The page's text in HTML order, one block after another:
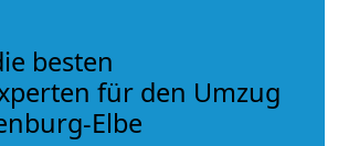
besten
für den Umzug
Elbe